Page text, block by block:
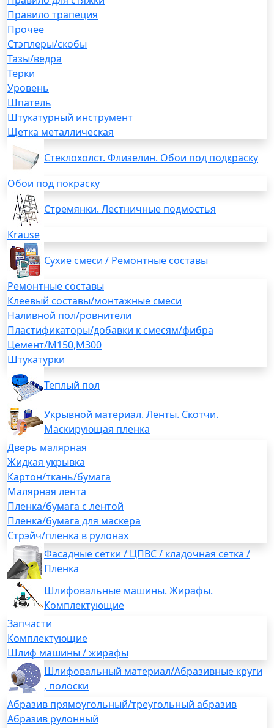
Правило трапеция
Прочее
Стэплеры/скобы
Тазы/ведра
Терки
Уровень
Шпатель
Штукатурный инструмент
Щетка металлическая
Стеклохолст. Флизелин. Обои под подкраску
Обои под покраску
Стремянки. Лестничные подмостья
Krause
Сухие смеси / Ремонтные составы
Ремонтные составы
Клеевый составы/монтажные смеси
Наливной пол/ровнители
Пластификаторы/добавки к смесям/фибра
Цемент/М150,М300
Штукатурки
Теплый пол
Укрывной материал. Ленты. Скотчи.
Маскирующая пленка
Дверь малярная
Жидкая укрывка
Картон/ткань/бумага
Малярная лента
Пленка/бумага с лентой
Пленка/бумага для маскера
Стрэйч/пленка в рулонах
Фасадные сетки / ЦПВС / кладочная сетка /
Пленка
Шлифовальные машины. Жирафы.
Комплектующие
Запчасти
Комплектующие
Шлиф машины / жирафы
Шлифовальный материал/Абразивные круги
, полоски
Абразив прямоугольный/треугольный абразив
Абразив рулонный